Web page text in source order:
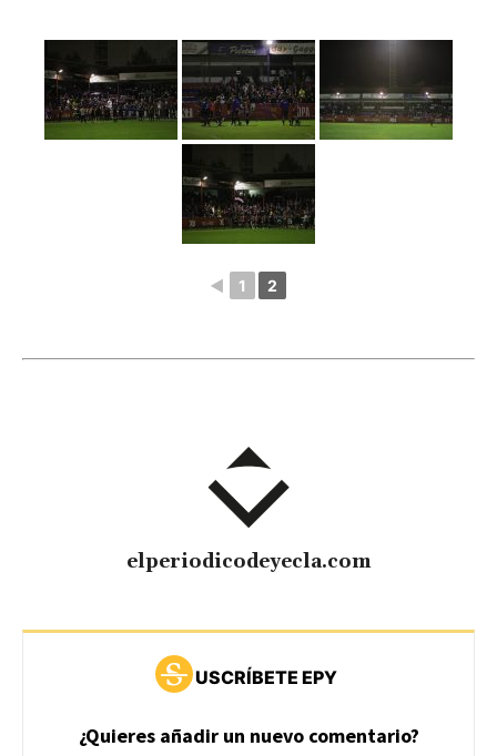
◄ 1 2
elperiodicodeyecla.com
USCRÍBETE EPY
¿Quieres añadir un nuevo comentario?